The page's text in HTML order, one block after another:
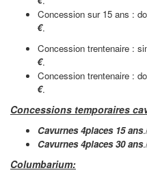
Concession sur 15 ans :
€.
Concession trentenaire :
€.
Concession trentenaire :
€.
Concessions temporaires
Cavurnes 4places 15 ans
Cavurnes 4places 30 ans
Columbarium: